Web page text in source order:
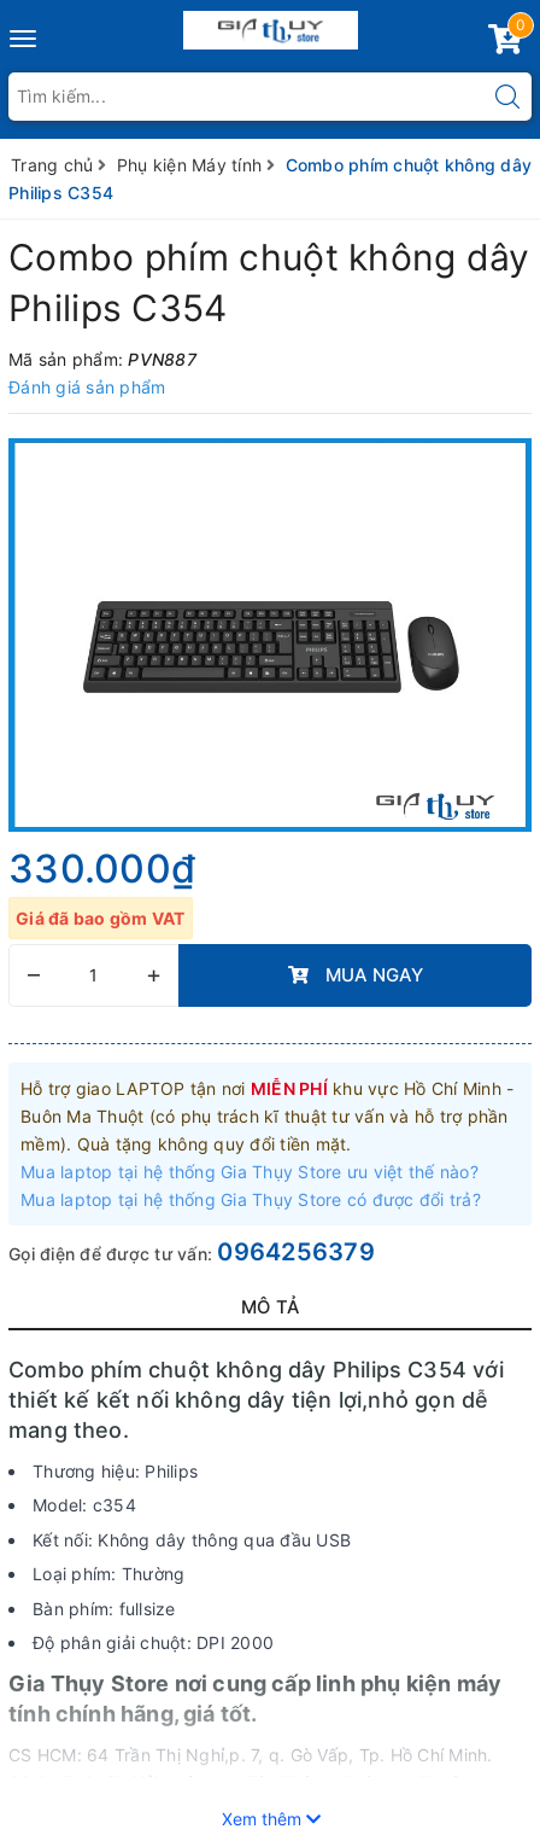
Toggle
0
Trang chủ Phụ kiện Máy tính
Combo phím chuột không dây
Philips C354
Combo phím chuột không dây
Philips C354
Mã sản phẩm:PVN887
Đánh giá sản phẩm
330.000₫
Giá đã bao gồm VAT
– + MUA NGAY
Hỗ trợ giao LAPTOP tận nơi MIỄN PHÍ khu vực Hồ Chí Minh -
Buôn Ma Thuột (có phụ trách kĩ thuật tư vấn và hỗ trợ phần
mềm). Quà tặng không quy đổi tiền mặt.
Mua laptop tại hệ thống Gia Thụy Store ưu việt thế nào?
Mua laptop tại hệ thống Gia Thụy Store có được đổi trả?
Gọi điện để được tư vấn: 0964256379
MÔ TẢ
Combo phím chuột không dây Philips C354 với
thiết kế kết nối không dây tiện lợi,nhỏ gọn dễ
mang theo.
Thương hiệu: Philips
Model: c354
Kết nối: Không dây thông qua đầu USB
Loại phím: Thường
Bàn phím: fullsize
Độ phân giải chuột: DPI 2000
Gia Thụy Store nơi cung cấp linh phụ kiện máy
tính chính hãng, giá tốt.
CS HCM: 64 Trần Thị Nghỉ,p. 7, q. Gò Vấp, Tp. Hồ Chí Minh.
CS BMT: 24/5 Giải Phóng, p. Tân Thành, Buôn Ma Thuột,
Xem thêm